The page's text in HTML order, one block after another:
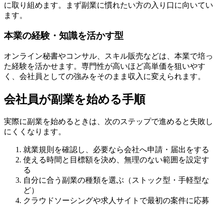
に取り組めます。まず副業に慣れたい方の入り口に向いてい
ます。
本業の経験・知識を活かす型
オンライン秘書やコンサル、スキル販売などは、本業で培っ
た経験を活かせます。専門性が高いほど高単価を狙いやす
く、会社員としての強みをそのまま収入に変えられます。
会社員が副業を始める手順
実際に副業を始めるときは、次のステップで進めると失敗し
にくくなります。
就業規則を確認し、必要なら会社へ申請・届出をする
使える時間と目標額を決め、無理のない範囲を設定す
る
自分に合う副業の種類を選ぶ（ストック型・手軽型な
ど）
クラウドソーシングや求人サイトで最初の案件に応募